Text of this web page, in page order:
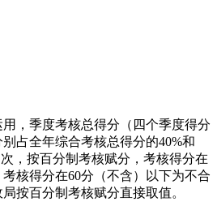
，季度考核总得分（四个季度得分
占全年综合考核总得分的40%和
，按百分制考核赋分，考核得分在
核得分在60分（不含）以下为不合
按百分制考核赋分直接取值。